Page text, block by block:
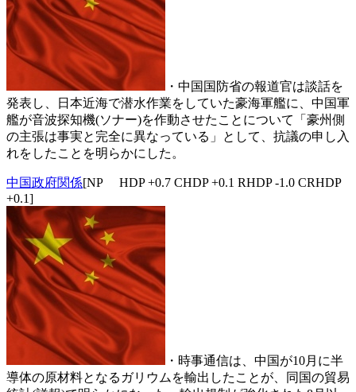
・中国国防省の報道官は談話を
発表し、日本近海で潜水作業をしていた豪海軍艦に、中国軍
艦が音波探知機(ソナー)を作動させたことについて「豪州側
の主張は事実と完全に異なっている」として、抗議の申し入
れをしたことを明らかにした。
中国政府関係[NP HDP +0.7 CHDP +0.1 RHDP -1.0 CRHDP
+0.1]
・時事通信は、中国が10月に半
導体の原材料となるガリウムを輸出したことが、同国の貿易